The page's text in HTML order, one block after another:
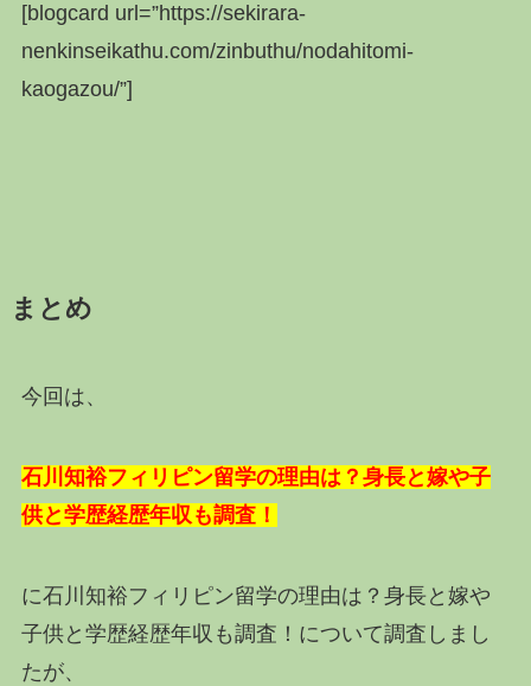
[blogcard url=”https://sekirara-
nenkinseikathu.com/zinbuthu/nodahitomi-
kaogazou/”]
まとめ
今回は、
石川知裕フィリピン留学の理由は？身長と嫁や子
供と学歴経歴年収も調査！
に石川知裕フィリピン留学の理由は？身長と嫁や
子供と学歴経歴年収も調査！について調査しまし
たが、